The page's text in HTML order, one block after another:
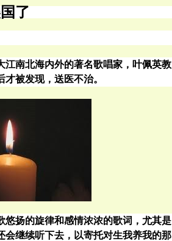
了
江南北海内外的著名歌唱家，叶佩英教
被发现，送医不治。
扬的旋律和感情浓浓的歌词，尤其是
会继续听下去，以寄托对生我养我的那